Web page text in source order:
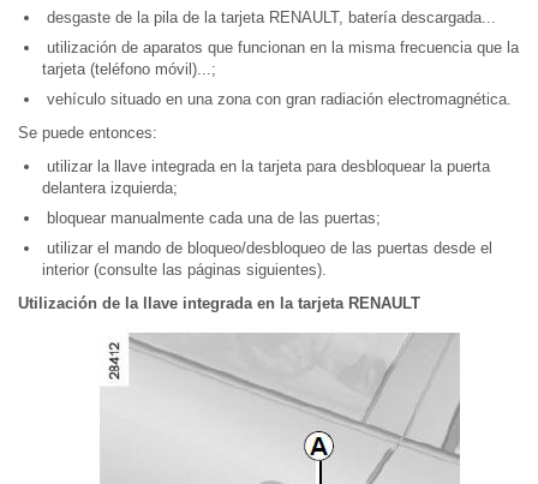
desgaste de la pila de la tarjeta RENAULT, batería descargada...
utilización de aparatos que funcionan en la misma frecuencia que la
tarjeta (teléfono móvil)...;
vehículo situado en una zona con gran radiación electromagnética.
Se puede entonces:
utilizar la llave integrada en la tarjeta para desbloquear la puerta
delantera izquierda;
bloquear manualmente cada una de las puertas;
utilizar el mando de bloqueo/desbloqueo de las puertas desde el
interior (consulte las páginas siguientes).
Utilización de la llave integrada en la tarjeta RENAULT